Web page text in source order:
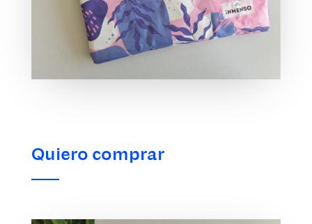
Quiero comprar